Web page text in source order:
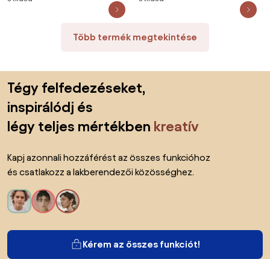
POLCCAL ELŐSZOBÁBA 90 és 70
Több termék megtekintése
Tégy felfedezéseket,
inspirálódj és
légy teljes mértékben kreatív
Kapj azonnali hozzáférést az összes funkcióhoz
és csatlakozz a lakberendezői közösséghez.
Kérem az összes funkciót!